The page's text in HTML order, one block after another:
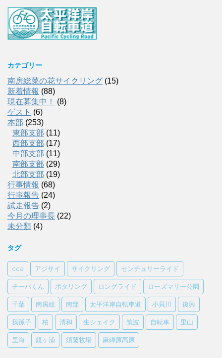
カテゴリー
南房総菜の花サイクリング (15)
新着情報 (88)
現在募集中！
(8)
ゲスト (6)
本部 (253)
東部支部 (11)
西部支部 (17)
中部支部 (11)
南部支部 (29)
北部支部 (19)
行事情報 (68)
行事報告 (24)
試走報告 (2)
今月の理事長 (22)
未分類 (4)
タグ
cca アジサイ サイクリング センチュリーライド
チーバくん ポタリング ロングライド ローズマリー公園
千葉 南房総 南部 太平洋岸自転車道 小貝川 復興
我孫子 柏 清和 生シェイク 筑波 自転車 里山
里海 鏡ヶ浦 須藤牧場 麻綿原高原